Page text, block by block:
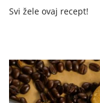
Svi žele ovaj recept!